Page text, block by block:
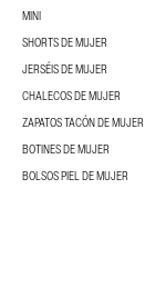
MINI
SHORTS DE MUJER
JERSÉIS DE MUJER
CHALECOS DE MUJER
ZAPATOS TACÓN DE MUJER
BOTINES DE MUJER
BOLSOS PIEL DE MUJER